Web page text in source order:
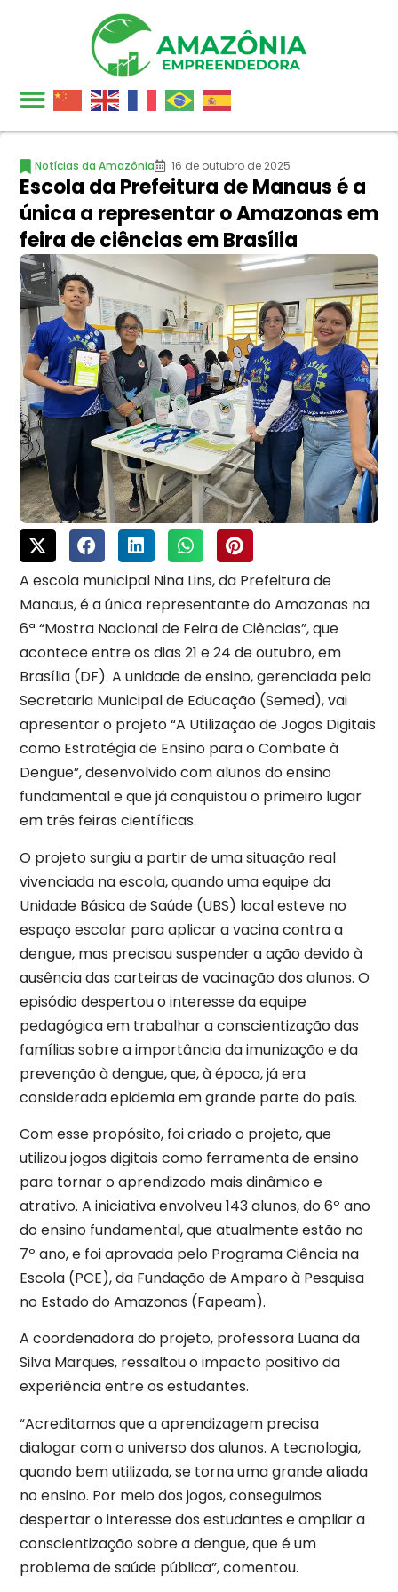
Notícias da Amazônia 16 de outubro de 2025
Escola da Prefeitura de Manaus é a
única a representar o Amazonas em
feira de ciências em Brasília
A escola municipal Nina Lins, da Prefeitura de
Manaus, é a única representante do Amazonas na
6ª “Mostra Nacional de Feira de Ciências”, que
acontece entre os dias 21 e 24 de outubro, em
Brasília (DF). A unidade de ensino, gerenciada pela
Secretaria Municipal de Educação (Semed), vai
apresentar o projeto “A Utilização de Jogos Digitais
como Estratégia de Ensino para o Combate à
Dengue”, desenvolvido com alunos do ensino
fundamental e que já conquistou o primeiro lugar
em três feiras científicas.
O projeto surgiu a partir de uma situação real
vivenciada na escola, quando uma equipe da
Unidade Básica de Saúde (UBS) local esteve no
espaço escolar para aplicar a vacina contra a
dengue, mas precisou suspender a ação devido à
ausência das carteiras de vacinação dos alunos. O
episódio despertou o interesse da equipe
pedagógica em trabalhar a conscientização das
famílias sobre a importância da imunização e da
prevenção à dengue, que, à época, já era
considerada epidemia em grande parte do país.
Com esse propósito, foi criado o projeto, que
utilizou jogos digitais como ferramenta de ensino
para tornar o aprendizado mais dinâmico e
atrativo. A iniciativa envolveu 143 alunos, do 6º ano
do ensino fundamental, que atualmente estão no
7º ano, e foi aprovada pelo Programa Ciência na
Escola (PCE), da Fundação de Amparo à Pesquisa
no Estado do Amazonas (Fapeam).
A coordenadora do projeto, professora Luana da
Silva Marques, ressaltou o impacto positivo da
experiência entre os estudantes.
“Acreditamos que a aprendizagem precisa
dialogar com o universo dos alunos. A tecnologia,
quando bem utilizada, se torna uma grande aliada
no ensino. Por meio dos jogos, conseguimos
despertar o interesse dos estudantes e ampliar a
conscientização sobre a dengue, que é um
problema de saúde pública”, comentou.